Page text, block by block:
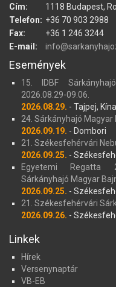
Cím:
1118 Budapest,
Telefon: +36 70 903 2988
Fax:
+36 1 246 3244
E-mail:
Események
15. IDBF
2026.08.29-09.06.
2026.08.29. - Tajpej, Kína
24. Sárkányhajó Magyar
2026.09.19. - Dombori
21. Székesfehérvári
2026.09.25. -
Egyetemi Regatta
Sárkányhajó Magyar
2026.09.25. -
21. Székesfehérvári
2026.09.26. -
Linkek
Hírek
Versenynaptár
VB-EB